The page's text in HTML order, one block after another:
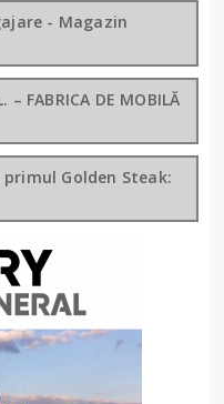
- Magazin
– FABRICA DE MOBILĂ
Golden Steak: